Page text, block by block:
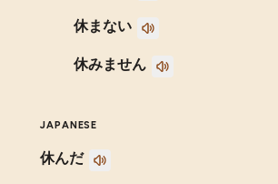
休まない
休みません
JAPANESE
休んだ